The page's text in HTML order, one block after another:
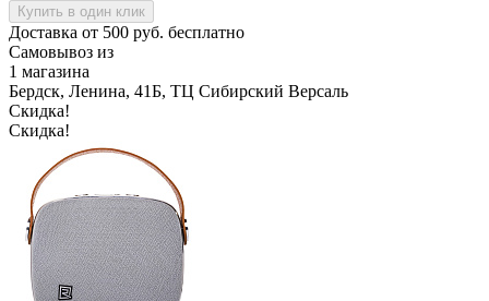
Купить в один клик
Доставка от 500 руб. бесплатно
Самовывоз из
1 магазина
Бердск, Ленина, 41Б, ТЦ Сибирский Версаль
Скидка!
Скидка!